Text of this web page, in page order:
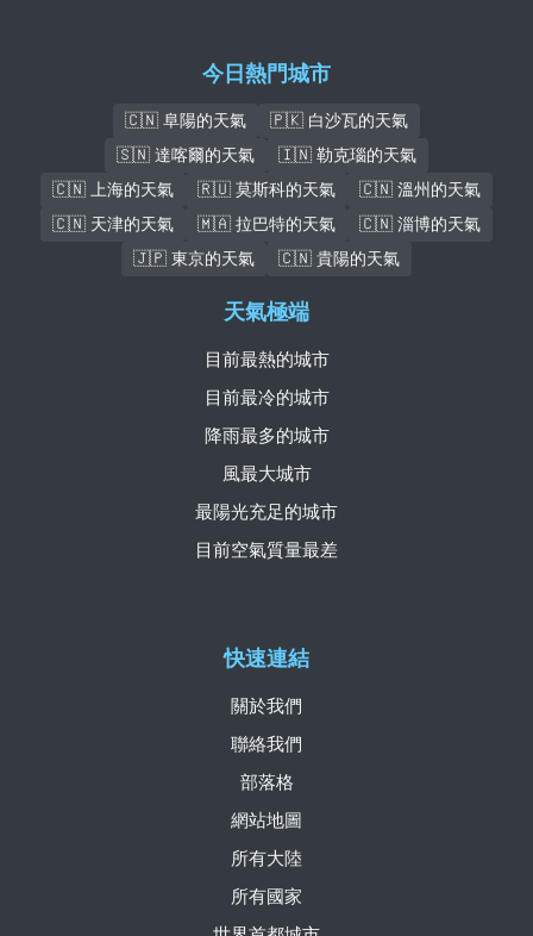
今日熱門城市
🇨🇳 阜陽的天氣
🇵🇰 白沙瓦的天氣
🇸🇳 達喀爾的天氣
🇮🇳 勒克瑙的天氣
🇨🇳 上海的天氣
🇷🇺 莫斯科的天氣
🇨🇳 溫州的天氣
🇨🇳 天津的天氣
🇲🇦 拉巴特的天氣
🇨🇳 淄博的天氣
🇯🇵 東京的天氣
🇨🇳 貴陽的天氣
快速連結
關於我們
聯絡我們
部落格
網站地圖
所有大陸
所有國家
天氣極端
目前最熱的城市
目前最冷的城市
降雨最多的城市
風最大城市
最陽光充足的城市
目前空氣質量最差